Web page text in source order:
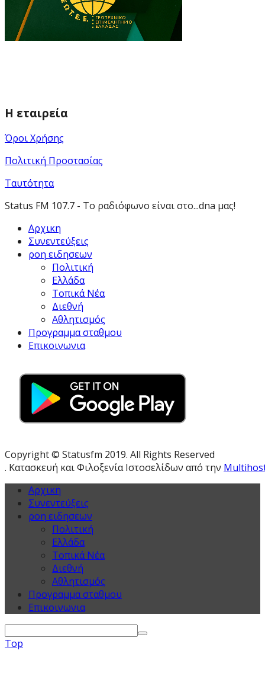
Η εταιρεία
Όροι Χρήσης
Πολιτική Προστασίας
Ταυτότητα
Status FM 107.7 - Το ραδιόφωνο είναι στο...dna μας!
Αρχικη
Συνεντεύξεις
ροη ειδησεων
Πολιτική
Ελλάδα
Τοπικά Νέα
Διεθνή
Αθλητισμός
Προγραμμα σταθμου
Επικοινωνια
Copyright © Statusfm 2019. All Rights Reserved
. Κατασκευή και Φιλοξενία Ιστοσελίδων από την
Αρχικη
Συνεντεύξεις
ροη ειδησεων
Πολιτική
Ελλάδα
Τοπικά Νέα
Διεθνή
Αθλητισμός
Προγραμμα σταθμου
Επικοινωνια
Top